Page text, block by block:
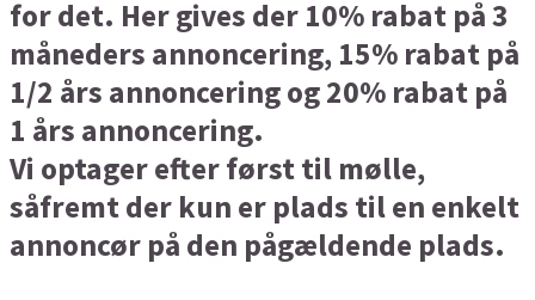
for det. Her gives der 10% rabat på 3
måneders annoncering, 15% rabat på
1/2 års annoncering og 20% rabat på
1 års annoncering.
Vi optager efter først til mølle,
såfremt der kun er plads til en enkelt
annoncør på den pågældende plads.